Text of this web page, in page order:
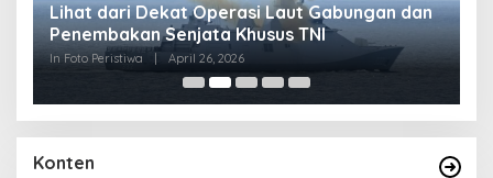
Lihat dari Dekat Operasi Laut Gabungan dan
Penembakan Senjata Khusus TNI
In Foto Peristiwa April 26, 2026
Konten